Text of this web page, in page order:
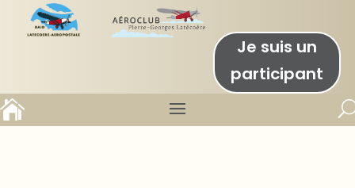
Je suis un
participant
